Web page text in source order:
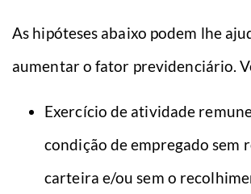
As hipóteses abaixo podem lhe
aumentar o fator previdenciário.
Exercício de atividade
condição de empregado sem
carteira e/ou sem o